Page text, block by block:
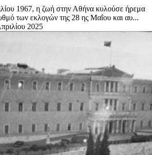
1967, η ζωή στην Αθήνα κυλούσε ήρεμα
των εκλογών της 28 ης Μαΐου και αυ...
2025